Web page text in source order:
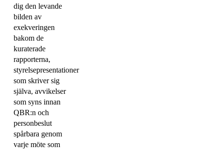
dig den levande
bilden av
exekveringen
bakom de
kuraterade
rapporterna,
styrelsepresentationer
som skriver sig
själva, avvikelser
som syns innan
QBR:n och
personbeslut
spårbara genom
varje möte som